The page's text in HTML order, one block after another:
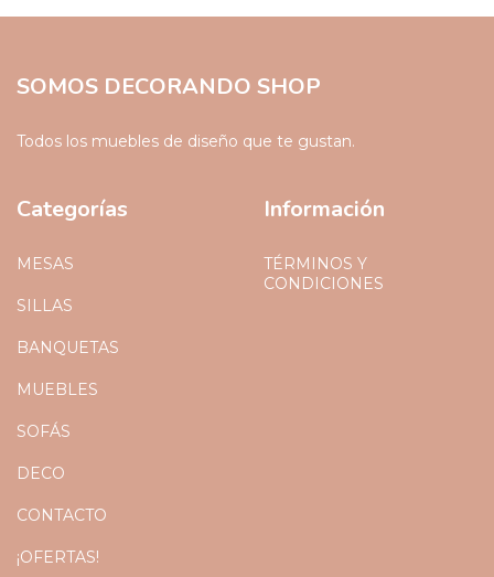
SOMOS DECORANDO SHOP
Todos los muebles de diseño que te gustan.
Categorías
MESAS
SILLAS
BANQUETAS
MUEBLES
SOFÁS
DECO
CONTACTO
¡OFERTAS!
Información
TÉRMINOS Y
CONDICIONES